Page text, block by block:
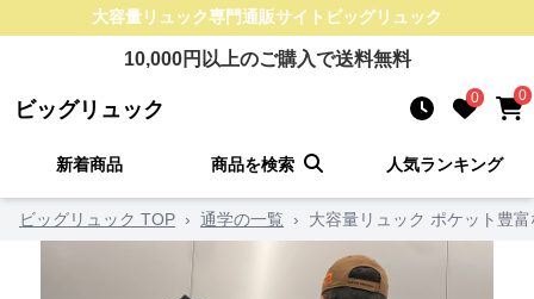
大容量リュック専門通販サイト ビッグリュック
10,000円以上のご購入で送料無料
ビッグリュック 0 0
新着商品 商品を検索 人気ランキング
ビッグリュック TOP › 通学の一覧 › 大容量リュック ポケット豊